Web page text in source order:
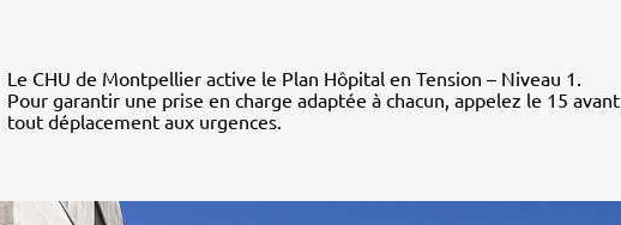
Le CHU de Montpellier active le Plan Hôpital en Tension – Niveau 1.
Pour garantir une prise en charge adaptée à chacun, appelez le 15 avant
tout déplacement aux urgences.